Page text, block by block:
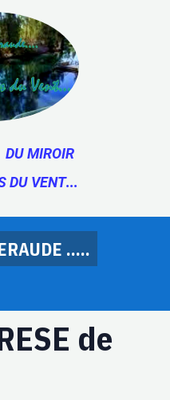
DU MIROIR
DU VENT...
.....
de